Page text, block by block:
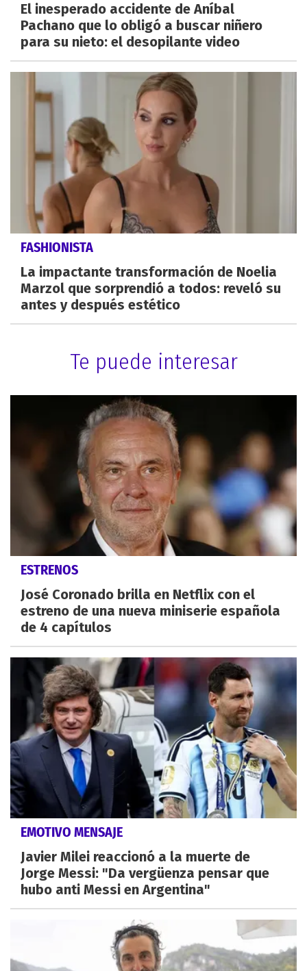
El inesperado accidente de Aníbal
Pachano que lo obligó a buscar niñero
para su nieto: el desopilante video
FASHIONISTA
La impactante transformación de Noelia
Marzol que sorprendió a todos: reveló su
antes y después estético
Te puede interesar
ESTRENOS
José Coronado brilla en Netflix con el
estreno de una nueva miniserie española
de 4 capítulos
EMOTIVO MENSAJE
Javier Milei reaccionó a la muerte de
Jorge Messi: "Da vergüenza pensar que
hubo anti Messi en Argentina"